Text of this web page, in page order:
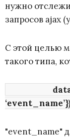
нужно
запросов ajax
С этой целью
такого типа,
"event_name"